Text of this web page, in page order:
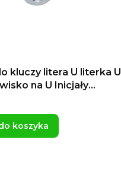
kluczy litera U literka U
na U Inicjały
Uli
koszyka